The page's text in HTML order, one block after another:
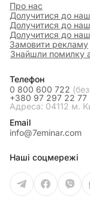
Про нас
Долучитися до
Долучитися до
Долучитися до
Замовити рекламу
Знайшли помилку
Телефон
0 800 600 722
+380 97 297 22 77
Адреса: 04112 м.
Email
info@7eminar.com
Наші соцмережі